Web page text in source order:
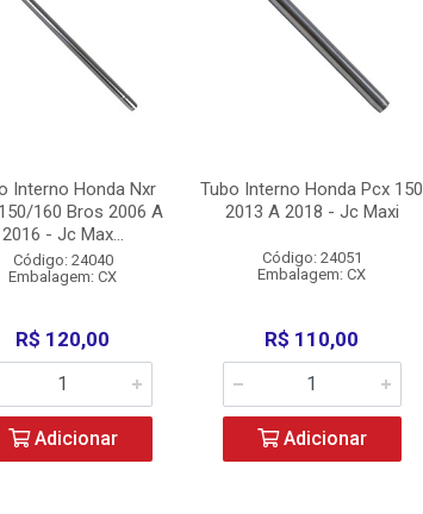
Interno Honda Nxr
160 Bros 2006 A
2016 - Jc Max...
Código: 24040
Embalagem: CX
R$ 120,00
Adicionar
Tubo Interno Honda Pcx 150
2013 A 2018 - Jc Maxi
Código: 24051
Embalagem: CX
R$ 110,00
Adicionar